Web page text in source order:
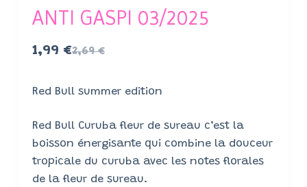
ANTI GASPI 03/2025
2,69€
1,99 €
Red Bull summer edition
Red Bull Curuba fleur de sureau c’est la
boisson énergisante qui combine la douceur
tropicale du curuba avec les notes florales
de la fleur de sureau.